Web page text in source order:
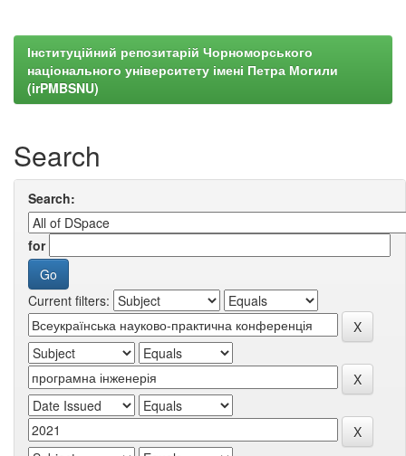
Інституційний репозитарій Чорноморського
національного університету імені Петра Могили
(irPMBSNU)
Search
Search:
for
Current filters: